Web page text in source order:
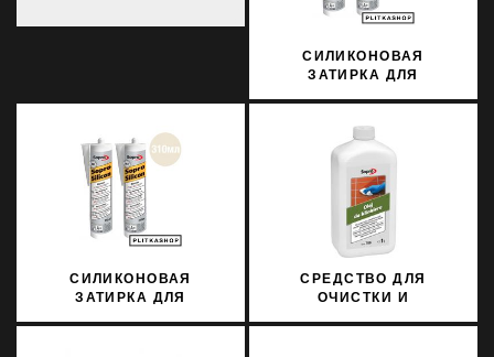
СИЛИКОНОВАЯ
ЗАТИРКА ДЛЯ
MARMORSILICON 799
310МЛ
СИЛИКОНОВАЯ
ЗАТИРКА ДЛЯ
СРЕДСТВО ДЛЯ
ОЧИСТКИ И